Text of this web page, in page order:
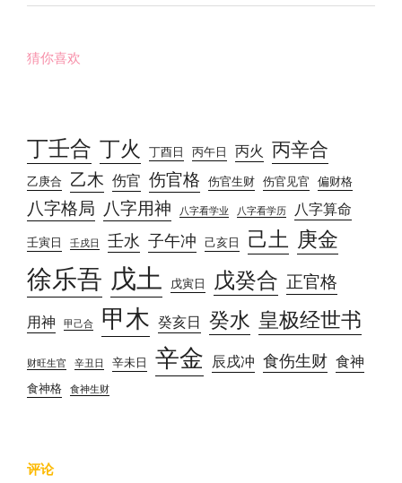
猜你喜欢
丁壬合 丁火 丁酉日 丙午日 丙火 丙辛合
乙庚合 乙木 伤官 伤官格 伤官生财 伤官见官 偏财格
八字格局 八字用神 八字看学业 八字看学历 八字算命
壬寅日 壬戌日 壬水 子午冲 己亥日 己土 庚金
徐乐吾 戊土 戊寅日 戊癸合 正官格
用神 甲己合 甲木 癸亥日 癸水 皇极经世书
财旺生官 辛丑日 辛未日 辛金 辰戌冲 食伤生财 食神
食神格 食神生财
评论